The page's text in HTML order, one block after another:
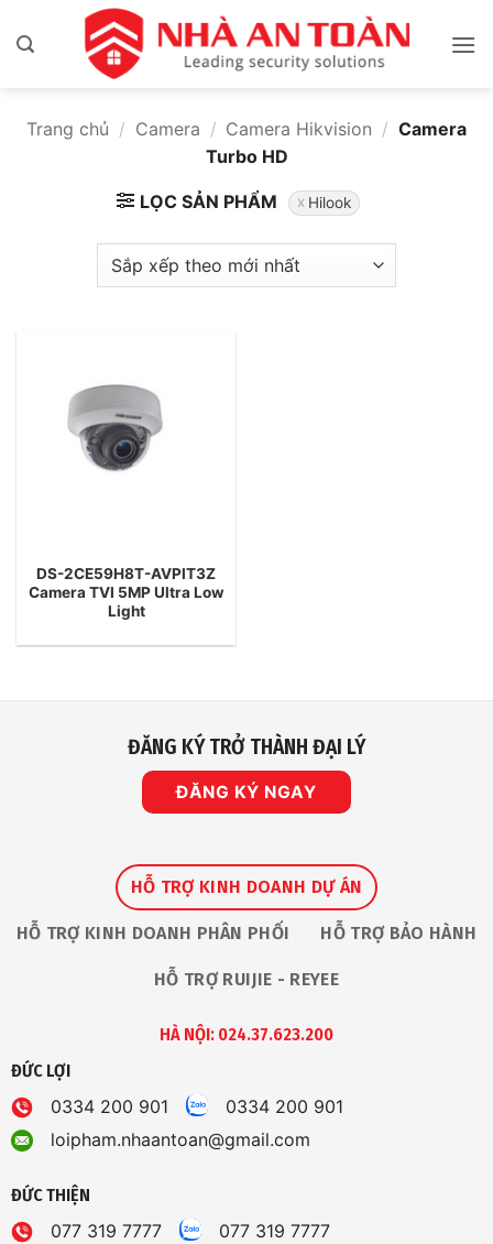
qua
Trang chủ / Camera / Camera Hikvision / Camera
Turbo HD
LỌC SẢN PHẨM Hilook
DS-2CE59H8T-AVPIT3Z
Camera TVI 5MP Ultra Low
Light
ĐĂNG KÝ TRỞ THÀNH ĐẠI LÝ
ĐĂNG KÝ NGAY
HỖ TRỢ KINH DOANH DỰ ÁN
HỖ TRỢ KINH DOANH PHÂN PHỐI HỖ TRỢ BẢO HÀNH
HỖ TRỢ RUIJIE - REYEE
HÀ NỘI: 024.37.623.200
ĐỨC LỢI
0334 200 901
0334 200 901
loipham.nhaantoan@gmail.com
ĐỨC THIỆN
077 319 7777
077 319 7777